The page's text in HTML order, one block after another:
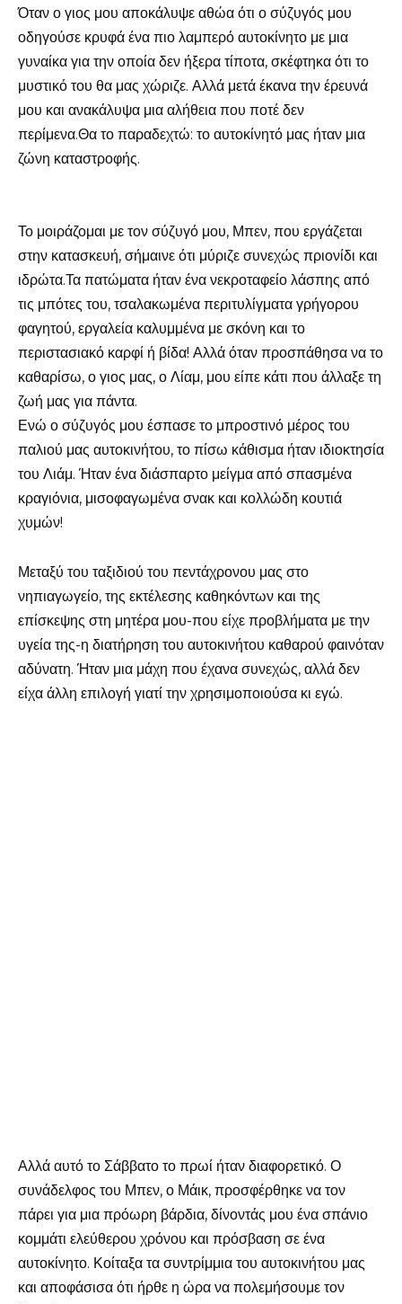
Όταν ο γιος μου αποκάλυψε αθώα ότι ο σύζυγός μου
οδηγούσε κρυφά ένα πιο λαμπερό αυτοκίνητο με μια
γυναίκα για την οποία δεν ήξερα τίποτα, σκέφτηκα ότι το
μυστικό του θα μας χώριζε. Αλλά μετά έκανα την έρευνά
μου και ανακάλυψα μια αλήθεια που ποτέ δεν
περίμενα.Θα το παραδεχτώ: το αυτοκίνητό μας ήταν μια
ζώνη καταστροφής.
Το μοιράζομαι με τον σύζυγό μου, Μπεν, που εργάζεται
στην κατασκευή, σήμαινε ότι μύριζε συνεχώς πριονίδι και
ιδρώτα.Τα πατώματα ήταν ένα νεκροταφείο λάσπης από
τις μπότες του, τσαλακωμένα περιτυλίγματα γρήγορου
φαγητού, εργαλεία καλυμμένα με σκόνη και το
περιστασιακό καρφί ή βίδα! Αλλά όταν προσπάθησα να το
καθαρίσω, ο γιος μας, ο Λίαμ, μου είπε κάτι που άλλαξε τη
ζωή μας για πάντα.
Ενώ ο σύζυγός μου έσπασε το μπροστινό μέρος του
παλιού μας αυτοκινήτου, το πίσω κάθισμα ήταν ιδιοκτησία
του Λιάμ. Ήταν ένα διάσπαρτο μείγμα από σπασμένα
κραγιόνια, μισοφαγωμένα σνακ και κολλώδη κουτιά
χυμών!
Μεταξύ του ταξιδιού του πεντάχρονου μας στο
νηπιαγωγείο, της εκτέλεσης καθηκόντων και της
επίσκεψης στη μητέρα μου-που είχε προβλήματα με την
υγεία της-η διατήρηση του αυτοκινήτου καθαρού φαινόταν
αδύνατη. Ήταν μια μάχη που έχανα συνεχώς, αλλά δεν
είχα άλλη επιλογή γιατί την χρησιμοποιούσα κι εγώ.
Αλλά αυτό το Σάββατο το πρωί ήταν διαφορετικό. Ο
συνάδελφος του Μπεν, ο Μάικ, προσφέρθηκε να τον
πάρει για μια πρόωρη βάρδια, δίνοντάς μου ένα σπάνιο
κομμάτι ελεύθερου χρόνου και πρόσβαση σε ένα
αυτοκίνητο. Κοίταξα τα συντρίμμια του αυτοκινήτου μας
και αποφάσισα ότι ήρθε η ώρα να πολεμήσουμε τον